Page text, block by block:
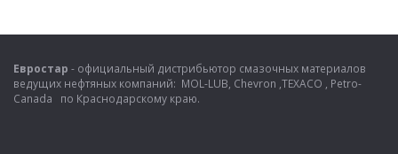
Евростар - официальный дистрибьютор смазочных материалов
ведущих нефтяных компаний: MOL-LUB, Chevron ,TEXACO , Petro-
Canada по Краснодарскому краю.